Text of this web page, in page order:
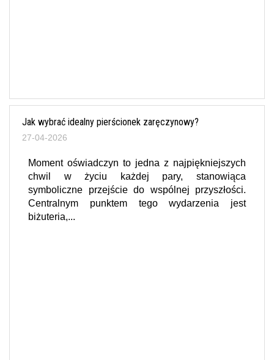
Jak wybrać idealny pierścionek zaręczynowy?
27-04-2026
Moment oświadczyn to jedna z najpiękniejszych
chwil w życiu każdej pary, stanowiąca
symboliczne przejście do wspólnej przyszłości.
Centralnym punktem tego wydarzenia jest
biżuteria,...